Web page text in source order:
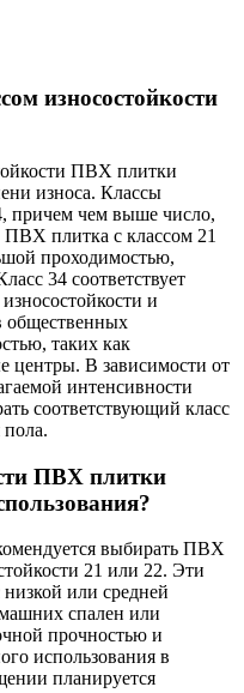
износостойкости
ПВХ плитки
износа. Классы
причем чем выше число,
ПВХ плитка с классом 21
проходимостью,
34 соответствует
и
общественных
таких как
центры. В зависимости от
интенсивности
соответствующий класс
ПВХ плитки
выбирать ПВХ
21 или 22. Эти
или средней
спален или
прочностью и
использования в
планируется